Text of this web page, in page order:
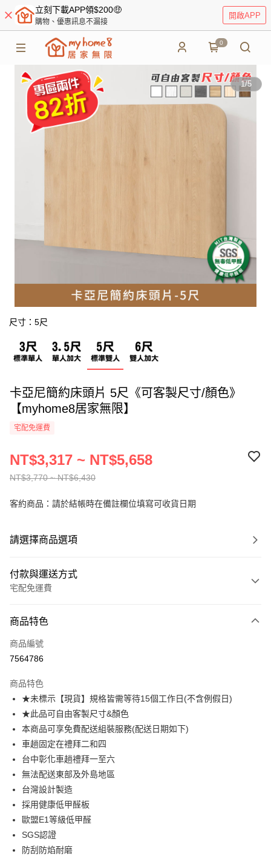
立刻下載APP領$200🤑
購物、優惠訊息不漏接
開啟APP
0
1/5
尺寸：5尺
卡亞尼簡約床頭片 5尺《可客製尺寸/顏色》
【myhome8居家無限】
宅配免運費
NT$3,770 ~ NT$6,430
NT$3,317 ~ NT$5,658
客約商品：請於結帳時在備註欄位填寫可收貨日期
請選擇商品選項
付款與運送方式
宅配免運費
信用卡一次付款
信用卡分期付款
合作金庫商業銀行
華南商業銀行
彰化商業銀行
上海商業儲蓄銀行
國泰世華商業銀行
兆豐國際商業銀行
臺灣中小企業銀行
匯豐（台灣）商業銀行
聯邦商業銀行
元大商業銀行
玉山商業銀行
台新國際商業銀行
台灣樂天信用卡公司
6 期 0 利率 每期
華南商業銀行
上海商業儲蓄銀行
台北富邦商業銀行
國泰世華商業銀行
臺灣中小企業銀行
匯豐（台灣）商業銀行
聯邦商業銀行
元大商業銀行
玉山商業銀行
台新國際商業銀行
台灣樂天信用卡公司
LINE Pay
Apple Pay
街口支付
悠遊付
Google Pay
大哥付你分期
相關說明
【大哥付你分期使用說明】
商品特色
商品編號
7564786
商品特色
★未標示【現貨】規格皆需等待15個工作日(不含例假日)
★此品可自由客製尺寸&顏色
本商品可享免費配送組裝服務(配送日期如下)
車趟固定在禮拜二和四
台中彰化車趟禮拜一至六
無法配送東部及外島地區
台灣設計製造
採用健康低甲醛板
歐盟E1等級低甲醛
SGS認證
防刮防焰耐磨